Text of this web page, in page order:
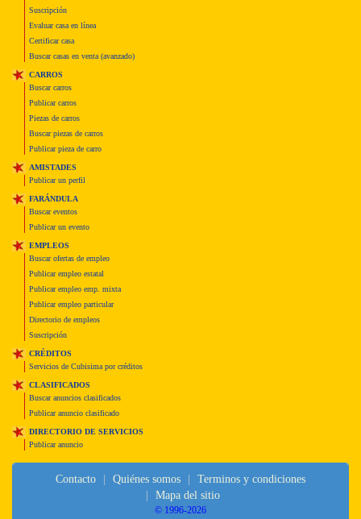
Suscripción
Evaluar casa en línea
Certificar casa
Buscar casas en venta (avanzado)
CARROS
Buscar carros
Publicar carros
Piezas de carros
Buscar piezas de carros
Publicar pieza de carro
AMISTADES
Publicar un perfil
FARÁNDULA
Buscar eventos
Publicar un evento
EMPLEOS
Buscar ofertas de empleo
Publicar empleo estatal
Publicar empleo emp. mixta
Publicar empleo particular
Directorio de empleos
Suscripción
CRÉDITOS
Servicios de Cubisima por créditos
CLASIFICADOS
Buscar anuncios clasificados
Publicar anuncio clasificado
DIRECTORIO DE SERVICIOS
Publicar anuncio
Contacto Quiénes somos
Terminos y condiciones
Mapa del sitio
© 1996-2026